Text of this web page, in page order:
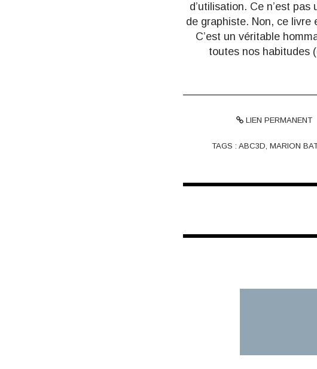
d’utilisation. Ce n’est
de graphiste. Non, ce
C’est un véritable
toutes nos habitudes
LIEN PERMANENT
TAGS : ABC3D, MARION